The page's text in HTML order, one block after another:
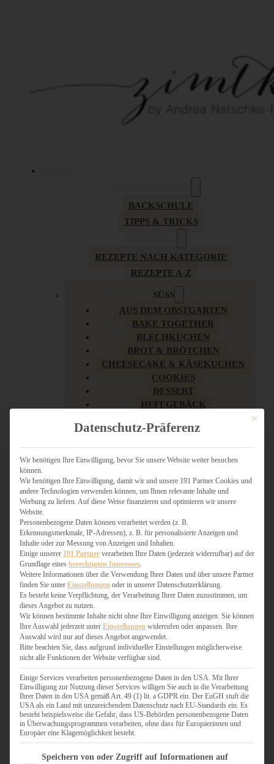
BACKSCHULE
TIPPS & TRICKS
REZEPTE NACH KATEGORIE
REZEPTE A-Z
SÜSS
AUS DEM OBSTGARTEN
BAKE TOGETHER
BLECHKUCHEN
BROT & BRÖTCHEN
CHEESECAKE & KÄSEKUCHEN
COOKIES
DESSERT
HEFEGEBÄCK
KUCHEN
LOW CARB & GESÜNDER
MY AMERICAN BAKERY
SCHOKOLADIGES
SÜSSES HAUPTGERICHT
TÖRTCHEN
VEGAN SÜSS
WEIHNACHTSBÄCKEREI
HERZHAFT
BURGER & SANDWICHES
FIX AUF DEM TISCH
FLEISCH & FISCH
GRILLEN / BARBECUE
HERZHAFTES BACKEN
ONE-POT-GERICHTE
PASTA & NUDELGERICHTE
PIZZA, TARTES & QUICHES
REIS & RISOTTO
SALATE & SNACKS
SUPPENKASPEREIEN
Mit
Datenschutz-Präferenz
Wir benötigen Ihre Einwilligung, bevor Sie unsere Website weiter besuchen
können.
Wir benötigen Ihre Einwilligung, damit wir und unsere 191 Partner Cookies und
andere Technologien verwenden können, um Ihnen relevante Inhalte und
Werbung zu liefern. Auf diese Weise finanzieren und optimieren wir unsere
Website.
Personenbezogene Daten können verarbeitet werden (z. B.
Erkennungsmerkmale, IP-Adressen), z. B. für personalisierte Anzeigen und
Inhalte oder zur Messung von Anzeigen und Inhalten.
Einige unserer 191 Partner verarbeiten Ihre Daten (jederzeit widerrufbar) auf der
Grundlage eines berechtigten Interesses
Weitere Informationen über die Verwendung Ihrer Daten und über unsere Partner
finden Sie unter Einstellungen oder in unserer Datenschutzerklärung.
Es besteht keine Verpflichtung, der Verarbeitung Ihrer Daten zuzustimmen, um
dieses Angebot zu nutzen.
Wir können bestimmte Inhalte nicht ohne Ihre Einwilligung anzeigen. Sie können
Ihre Auswahl jederzeit unter Einstellungen widerrufen oder anpassen. Ihre
Auswahl wird nur auf dieses Angebot angewendet.
Bitte beachten Sie, dass aufgrund individueller Einstellungen möglicherweise
nicht alle Funktionen der Website verfügbar sind.
Einige Services verarbeiten personenbezogene Daten in den USA. Mit Ihrer
Einwilligung zur Nutzung dieser Services willigen Sie auch in die Verarbeitung
Ihrer Daten in den USA gemäß Art. 49 (1) lit. a GDPR ein. Der EuGH stuft die
USA als ein Land mit unzureichendem Datenschutz nach EU-Standards ein. Es
besteht beispielsweise die Gefahr, dass US-Behörden personenbezogene Daten
in Überwachungsprogrammen verarbeiten, ohne dass für Europäerinnen und
Europäer eine Klagemöglichkeit besteht.
Im Folgenden finden Sie eine Liste der Zwecke des IAB Transparency and Consent
Speichern von oder Zugriff auf Informationen auf